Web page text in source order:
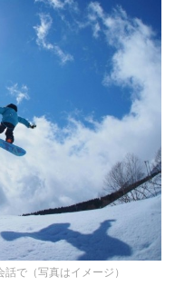
で（写真はイメージ）